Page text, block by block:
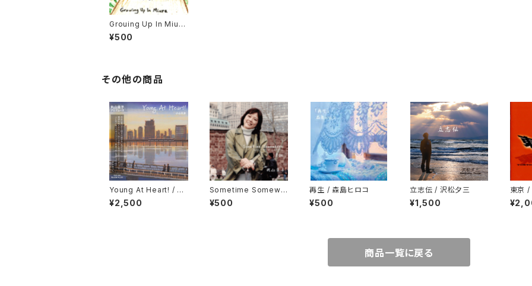
Grouing Up In Miura
/ The Tsuji Zoo
¥500
その他の商品
Young At Heart! / 小
山文彦
¥2,500
Sometime Somewh
ere〜いつかどこかで〜
/ 丸山圭子
¥500
再生 / 森島ヒロコ
¥500
立志伝 / 沢松夕三
¥1,500
東京
商品一覧に戻る